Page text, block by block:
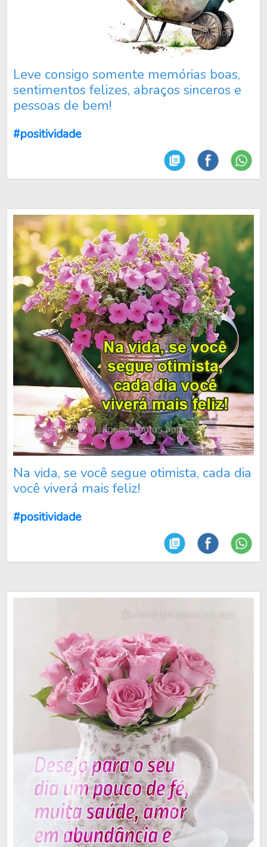
Leve consigo somente memórias boas,
sentimentos felizes, abraços sinceros e
pessoas de bem!
#positividade
Na vida, se você segue otimista, cada dia
você viverá mais feliz!
#positividade